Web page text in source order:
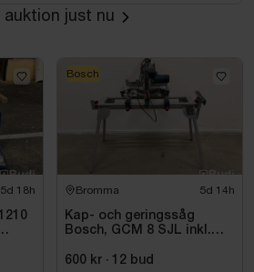
just nu
5d 18h Bromma 5d 14h
Kap- och geringssåg
Bosch, GCM 8 SJL inkl.
600 kr · 12 bud
Bosch